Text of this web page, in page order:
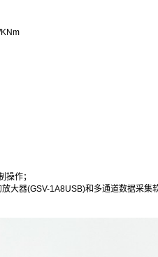
作；
大器(GSV-1A8USB)和多通道数据采